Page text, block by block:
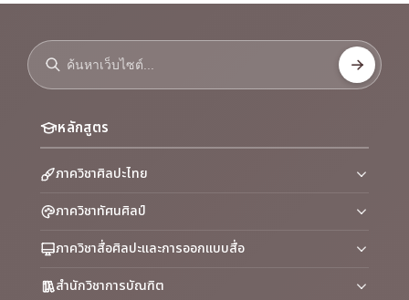
หลักสูตร
ภาควิชาศิลปะไทย
ภาควิชาทัศนศิลป์
ภาควิชาสื่อศิลปะและการออกแบบสื่อ
สำนักวิชาการบัณฑิต